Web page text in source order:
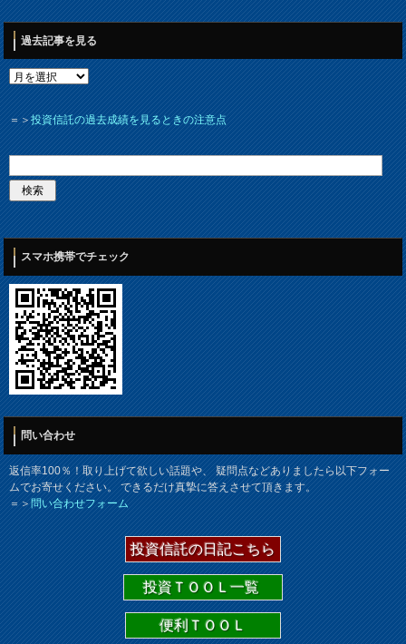
過去記事を見る
＝＞投資信託の過去成績を見るときの注意点
スマホ携帯でチェック
問い合わせ
返信率100％！取り上げて欲しい話題や、 疑問点などありましたら以下フォー
ムでお寄せください。 できるだけ真摯に答えさせて頂きます。
＝＞問い合わせフォーム
投資信託の日記こちら
投資ＴＯＯＬ一覧
便利ＴＯＯＬ